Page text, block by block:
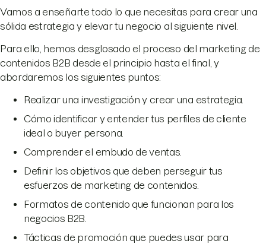
Vamos a enseñarte todo lo que necesitas para crear una
sólida estrategia y elevar tu negocio al siguiente nivel.
Para ello, hemos desglosado el proceso del marketing de
contenidos B2B desde el principio hasta el final, y
abordaremos los siguientes puntos:
Realizar una investigación y crear una estrategia.
Cómo identificar y entender tus perfiles de cliente
ideal o buyer persona.
Comprender el embudo de ventas.
Definir los objetivos que deben perseguir tus
esfuerzos de marketing de contenidos.
Formatos de contenido que funcionan para los
negocios B2B.
Tácticas de promoción que puedes usar para